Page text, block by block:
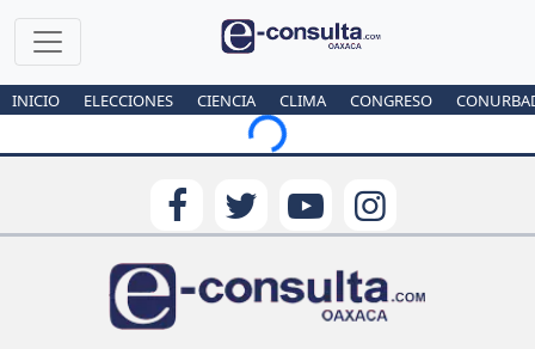
INICIO ELECCIONES CIENCIA CLIMA CONGRESO
Loading...